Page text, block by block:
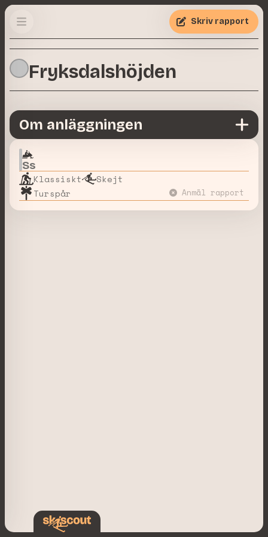
Fryksdalshöjden
Skriv rapport
Ss
Klassiskt
Skejt
Turspår
Anmäl rapport
Om anläggningen